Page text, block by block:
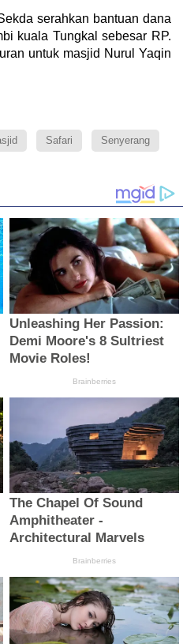
serahkan bantuan dana
kuala Tungkal sebesar RP.
untuk masjid Nurul Yaqin
Safari Senyerang